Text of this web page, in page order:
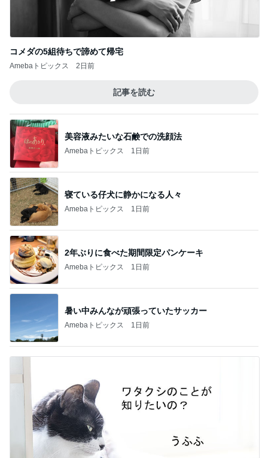
コメダの5組待ちで諦めて帰宅
Amebaトピックス 2日前
記事を読む
美容液みたいな石鹸での洗顔法
Amebaトピックス 1日前
寝ている仔犬に静かになる人々
Amebaトピックス 1日前
2年ぶりに食べた期間限定パンケーキ
Amebaトピックス 1日前
暑い中みんなが頑張っていたサッカー
Amebaトピックス 1日前